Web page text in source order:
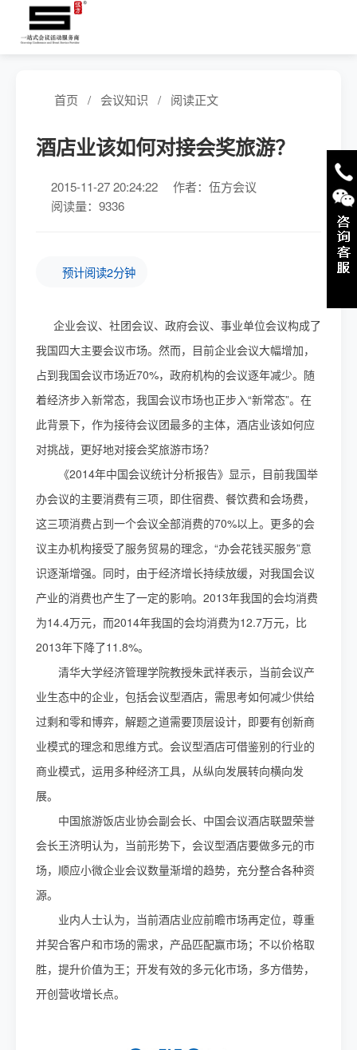
首页 / 会议知识 / 阅读正文
酒店业该如何对接会奖旅游？
2015-11-27 20:24:22
作者：伍方会议
阅读量：9336
预计阅读2分钟
企业会议、社团会议、政府会议、事业单位会议构成了
我国四大主要会议市场。然而，目前企业会议大幅增加，
占到我国会议市场近70%，政府机构的会议逐年减少。随
着经济步入新常态，我国会议市场也正步入“新常态”。在
此背景下，作为接待会议团最多的主体，酒店业该如何应
对挑战，更好地对接会奖旅游市场？
《2014年中国会议统计分析报告》显示，目前我国举
办会议的主要消费有三项，即住宿费、餐饮费和会场费，
这三项消费占到一个会议全部消费的70%以上。更多的会
议主办机构接受了服务贸易的理念，“办会花钱买服务”意
识逐渐增强。同时，由于经济增长持续放缓，对我国会议
产业的消费也产生了一定的影响。2013年我国的会均消费
为14.4万元，而2014年我国的会均消费为12.7万元，比
2013年下降了11.8%。
清华大学经济管理学院教授朱武祥表示，当前会议产
业生态中的企业，包括会议型酒店，需思考如何减少供给
过剩和零和博弈，解题之道需要顶层设计，即要有创新商
业模式的理念和思维方式。会议型酒店可借鉴别的行业的
商业模式，运用多种经济工具，从纵向发展转向横向发
展。
中国旅游饭店业协会副会长、中国会议酒店联盟荣誉
会长王济明认为，当前形势下，会议型酒店要做多元的市
场，顺应小微企业会议数量渐增的趋势，充分整合各种资
源。
业内人士认为，当前酒店业应前瞻市场再定位，尊重
并契合客户和市场的需求，产品匹配赢市场；不以价格取
胜，提升价值为王；开发有效的多元化市场，多方借势，
开创营收增长点。